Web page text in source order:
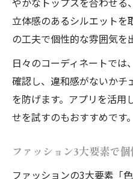
立体感のあるシルエットを
の工夫で個性的な雰囲気を
日々のコーディネートでは
確認し、違和感がないかチ
を防げます。アプリを活用
せを試すのもおすすめです。
ファッション3大要素で
ファッションの3大要素「